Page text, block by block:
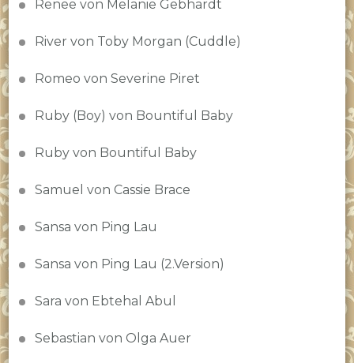
Renee von Melanie Gebhardt
River von Toby Morgan (Cuddle)
Romeo von Severine Piret
Ruby (Boy) von Bountiful Baby
Ruby von Bountiful Baby
Samuel von Cassie Brace
Sansa von Ping Lau
Sansa von Ping Lau (2.Version)
Sara von Ebtehal Abul
Sebastian von Olga Auer